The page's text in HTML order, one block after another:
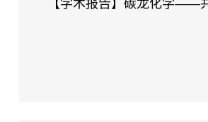
【学术报告】碳龙化学——